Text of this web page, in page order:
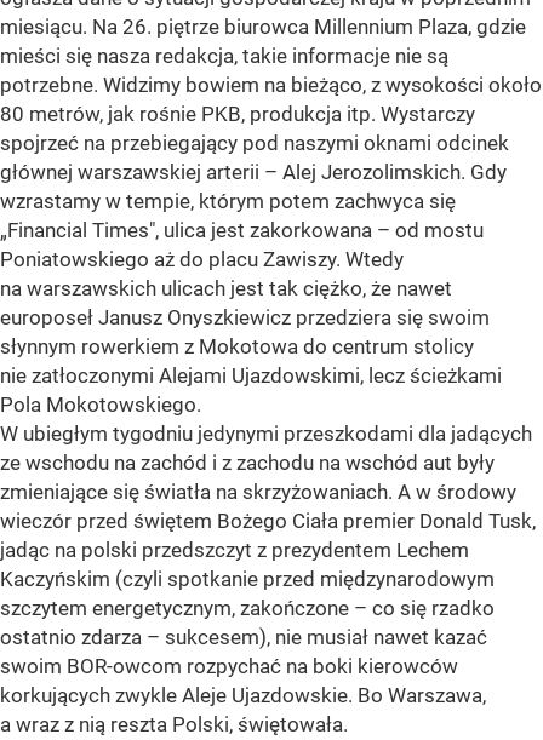
miesiącu. Na 26. piętrze biurowca Millennium Plaza, gdzie
mieści się nasza redakcja, takie informacje nie są
potrzebne. Widzimy bowiem na bieżąco, z wysokości około
80 metrów, jak rośnie PKB, produkcja itp. Wystarczy
spojrzeć na przebiegający pod naszymi oknami odcinek
głównej warszawskiej arterii – Alej Jerozolimskich. Gdy
wzrastamy w tempie, którym potem zachwyca się
„Financial Times", ulica jest zakorkowana – od mostu
Poniatowskiego aż do placu Zawiszy. Wtedy
na warszawskich ulicach jest tak ciężko, że nawet
europoseł Janusz Onyszkiewicz przedziera się swoim
słynnym rowerkiem z Mokotowa do centrum stolicy
nie zatłoczonymi Alejami Ujazdowskimi, lecz ścieżkami
Pola Mokotowskiego.
W ubiegłym tygodniu jedynymi przeszkodami dla jadących
ze wschodu na zachód i z zachodu na wschód aut były
zmieniające się światła na skrzyżowaniach. A w środowy
wieczór przed świętem Bożego Ciała premier Donald Tusk,
jadąc na polski przedszczyt z prezydentem Lechem
Kaczyńskim (czyli spotkanie przed międzynarodowym
szczytem energetycznym, zakończone – co się rzadko
ostatnio zdarza – sukcesem), nie musiał nawet kazać
swoim BOR-owcom rozpychać na boki kierowców
korkujących zwykle Aleje Ujazdowskie. Bo Warszawa,
a wraz z nią reszta Polski, świętowała.